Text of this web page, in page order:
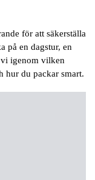
för att säkerställa
på en dagstur, en
igenom vilken
hur du packar smart.